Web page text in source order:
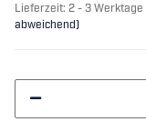
Lieferzeit: 2 - 3 Werktage
abweichend)